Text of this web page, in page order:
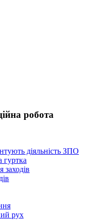
робота
діяльність ЗПО
гуртка
рух